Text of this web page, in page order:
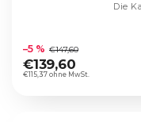
durchschnittliche
Produktbewertung
ist
€115,37 ohne MwSt.
–5 % €147,60
€139,60
Die